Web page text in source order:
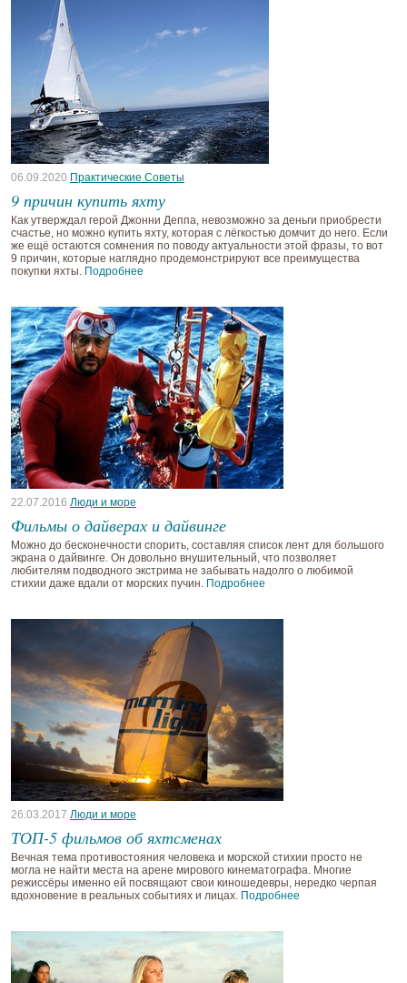
06.09.2020 Практические Советы
9 причин купить яхту
Как утверждал герой Джонни Деппа, невозможно за деньги приобрести
счастье, но можно купить яхту, которая с лёгкостью домчит до него. Если
же ещё остаются сомнения по поводу актуальности этой фразы, то вот
9 причин, которые наглядно продемонстрируют все преимущества
покупки яхты. Подробнее
22.07.2016 Люди и море
Фильмы о дайверах и дайвинге
Можно до бесконечности спорить, составляя список лент для большого
экрана о дайвинге. Он довольно внушительный, что позволяет
любителям подводного экстрима не забывать надолго о любимой
стихии даже вдали от морских пучин. Подробнее
26.03.2017 Люди и море
ТОП-5 фильмов об яхтсменах
Вечная тема противостояния человека и морской стихии просто не
могла не найти места на арене мирового кинематографа. Многие
режиссёры именно ей посвящают свои киношедевры, нередко черпая
вдохновение в реальных событиях и лицах. Подробнее